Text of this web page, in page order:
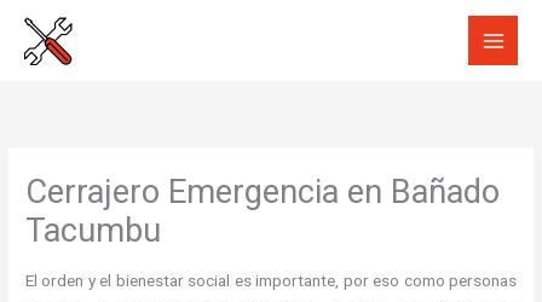
Cerrajero Emergencia en Bañado
Tacumbu
El orden y el bienestar social es importante, por eso como personas